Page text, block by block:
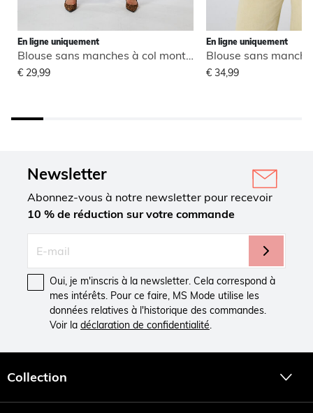
En ligne uniquement
€ 29,99
En ligne uniquement
€ 34,99
Newsletter
Abonnez-vous à notre newsletter pour recevoir
10 % de réduction sur votre commande
Oui, je m'inscris à la newsletter. Cela correspond à
mes intérêts. Pour ce faire, MS Mode utilise les
données relatives à l'historique des commandes.
Voir la déclaration de confidentialité.
Collection